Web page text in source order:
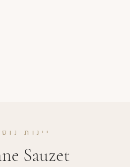
יינות
Sauzet